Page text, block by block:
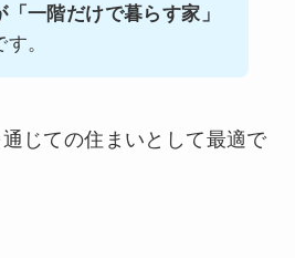
「一階だけで暮らす家」
す。
じての住まいとして最適で